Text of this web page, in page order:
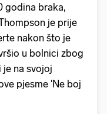
godina braka,
je prije
nakon što je
u bolnici zbog
je na svojoj
pjesme 'Ne boj